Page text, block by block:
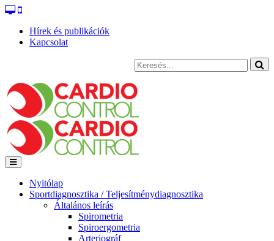
Hírek és publikációk
Kapcsolat
Nyitólap
Sportdiagnosztika / Teljesítménydiagnosztika
Általános leírás
Spirometria
Spiroergometria
Arteriográf